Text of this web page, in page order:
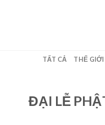
TẤT CẢ THẾ GIỚI
ĐẠI LỄ